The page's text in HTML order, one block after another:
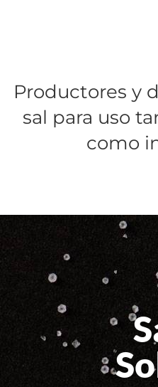
Productores y
sal para uso
como